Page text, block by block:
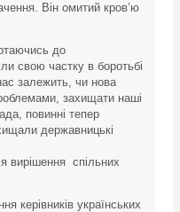
Він омитий кров’ю
до
свою частку в боротьбі
залежить, чи нова
захищати наші
повинні тепер
державницькі
вирішення спільних
керівників українських